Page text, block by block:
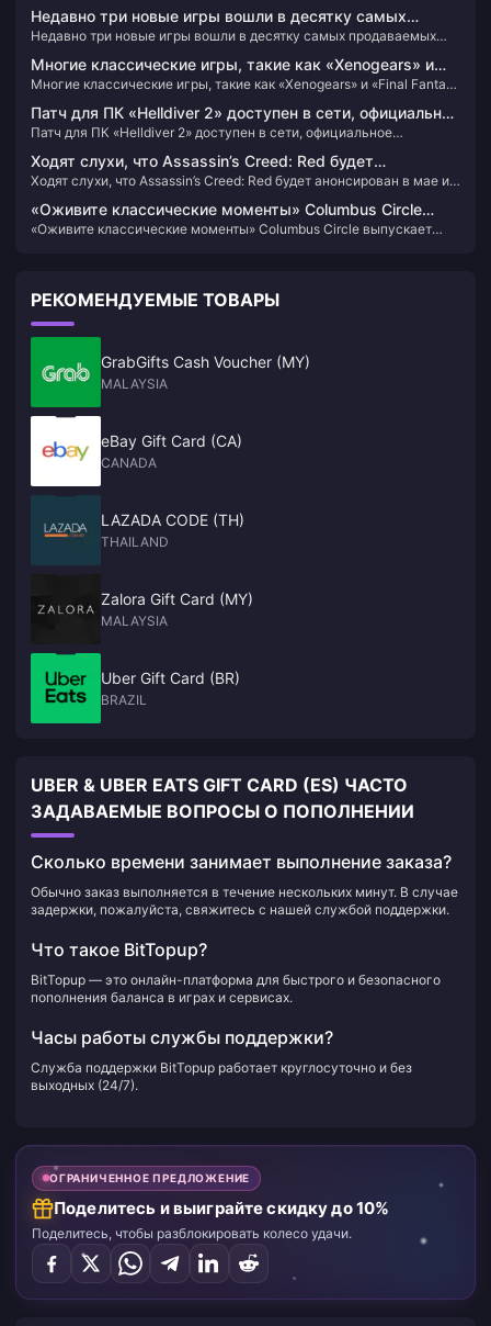
Недавно три новые игры вошли в десятку самых
продаваемых игр Steam.
Недавно три новые игры вошли в десятку самых продаваемых
Многие классические игры, такие как «Xenogears» и
«Final Fantasy 8», отмечают свои юбилеи.
Многие классические игры, такие как «Xenogears» и «Final Fantasy
Патч для ПК «Helldiver 2» доступен в сети, официальное
объяснение того, почему используется античит-
система GameGuard
Патч для ПК «Helldiver 2» доступен в сети, официальное
GameGuard
Ходят слухи, что Assassin’s Creed: Red будет
анонсирован в мае и выпущен в ноябре.
Ходят слухи, что Assassin’s Creed: Red будет анонсирован в мае и
«Оживите классические моменты» Columbus Circle
выпускает ретро-совместимую машину FC/SFC
«Оживите классические моменты» Columbus Circle выпускает
РЕКОМЕНДУЕМЫЕ ТОВАРЫ
GrabGifts Cash Voucher (MY)
MALAYSIA
eBay Gift Card (CA)
CANADA
LAZADA CODE (TH)
THAILAND
Zalora Gift Card (MY)
MALAYSIA
Uber Gift Card (BR)
BRAZIL
UBER & UBER EATS GIFT CARD (ES) ЧАСТО
ЗАДАВАЕМЫЕ ВОПРОСЫ О ПОПОЛНЕНИИ
Сколько времени занимает выполнение заказа?
Обычно заказ выполняется в течение нескольких минут. В случае
задержки, пожалуйста, свяжитесь с нашей службой поддержки.
Что такое BitTopup?
BitTopup — это онлайн-платформа для быстрого и безопасного
пополнения баланса в играх и сервисах.
Часы работы службы поддержки?
Служба поддержки BitTopup работает круглосуточно и без
выходных (24/7).
ОГРАНИЧЕННОЕ ПРЕДЛОЖЕНИЕ
Поделитесь и выиграйте скидку до 10%
Поделитесь, чтобы разблокировать колесо удачи.